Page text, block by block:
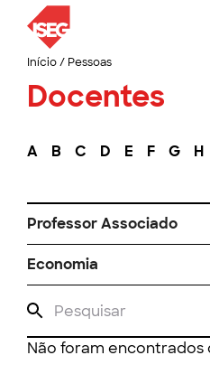
Início/ Pessoas
Docentes
A B C D E F G H
Professor Associado
Economia
Não foram encontrados